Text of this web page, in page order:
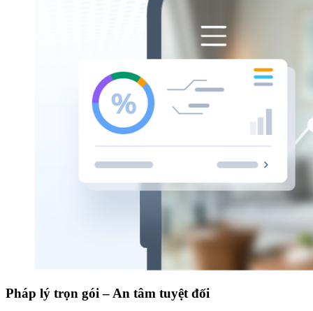
Pháp lý trọn gói – An tâm tuyệt đối